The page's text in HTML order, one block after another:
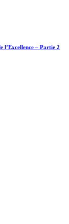
l’Excellence – Partie 2